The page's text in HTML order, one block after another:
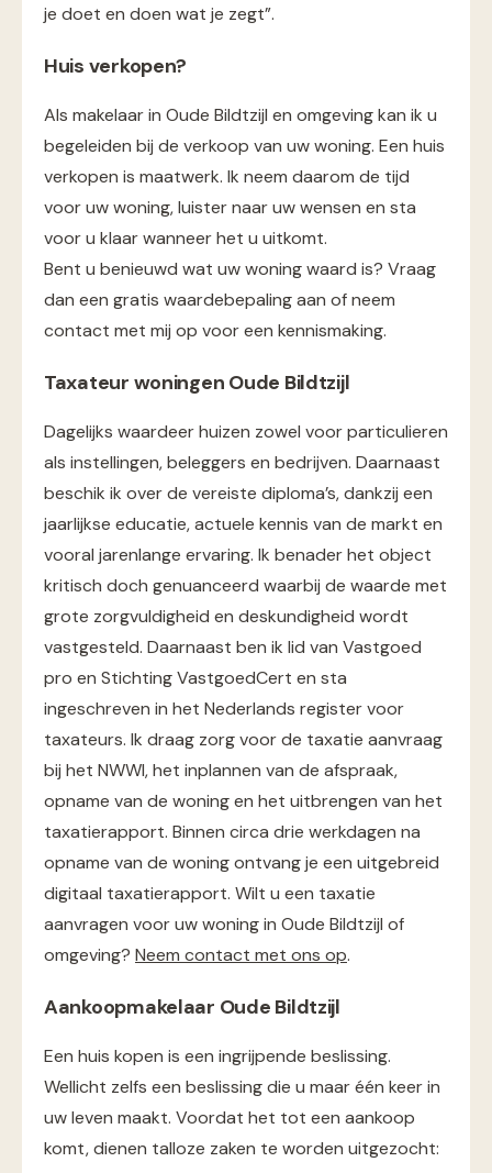
je doet en doen wat je zegt”.
Huis verkopen?
Als makelaar in Oude Bildtzijl en omgeving kan ik u
begeleiden bij de verkoop van uw woning. Een huis
verkopen is maatwerk. Ik neem daarom de tijd
voor uw woning, luister naar uw wensen en sta
voor u klaar wanneer het u uitkomt.
Bent u benieuwd wat uw woning waard is? Vraag
dan een gratis waardebepaling aan of neem
contact met mij op voor een kennismaking.
Taxateur woningen Oude Bildtzijl
Dagelijks waardeer huizen zowel voor particulieren
als instellingen, beleggers en bedrijven. Daarnaast
beschik ik over de vereiste diploma’s, dankzij een
jaarlijkse educatie, actuele kennis van de markt en
vooral jarenlange ervaring. Ik benader het object
kritisch doch genuanceerd waarbij de waarde met
grote zorgvuldigheid en deskundigheid wordt
vastgesteld. Daarnaast ben ik lid van Vastgoed
pro en Stichting VastgoedCert en sta
ingeschreven in het Nederlands register voor
taxateurs. Ik draag zorg voor de taxatie aanvraag
bij het NWWI, het inplannen van de afspraak,
opname van de woning en het uitbrengen van het
taxatierapport. Binnen circa drie werkdagen na
opname van de woning ontvang je een uitgebreid
digitaal taxatierapport. Wilt u een taxatie
aanvragen voor uw woning in Oude Bildtzijl of
omgeving? Neem contact met ons op.
Aankoopmakelaar Oude Bildtzijl
Een huis kopen is een ingrijpende beslissing.
Wellicht zelfs een beslissing die u maar één keer in
uw leven maakt. Voordat het tot een aankoop
komt, dienen talloze zaken te worden uitgezocht: